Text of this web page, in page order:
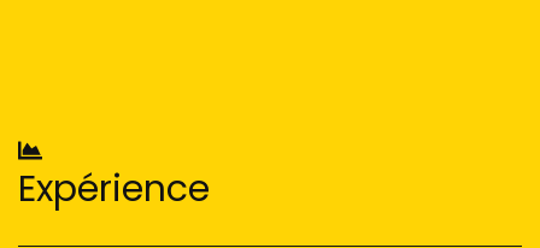
Expérience